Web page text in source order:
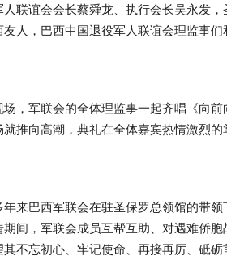
联谊会会长蔡舜龙、执行会长吴永发
人，巴西中国退役军人联谊会理监事们
，军联会的全体理监事一起齐唱《向
推向高潮，典礼在全体嘉宾热情激烈的
来巴西军联会在驻圣保罗总领馆的带
间，军联会成员互帮互助、对遇难侨
不忘初心、牢记使命、再接再厉、砥